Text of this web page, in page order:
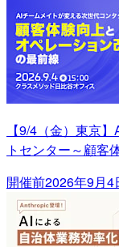
【9/4（金）東京
トセンター～顧客
開催前2026年9月4